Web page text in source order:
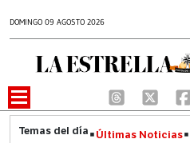
DOMINGO 09 AGOSTO 2026
Últimas Noticias